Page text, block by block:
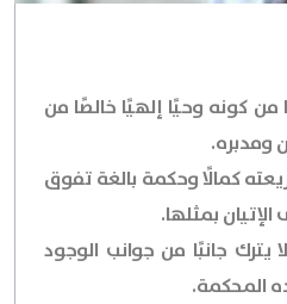
كونه وحيًا إلهيًا خالصًا من
ومدبره.
كمالًا وحكمة بالغة تفوق
بمثلها.
جانبًا من جوانب الوجود
المحكمة.